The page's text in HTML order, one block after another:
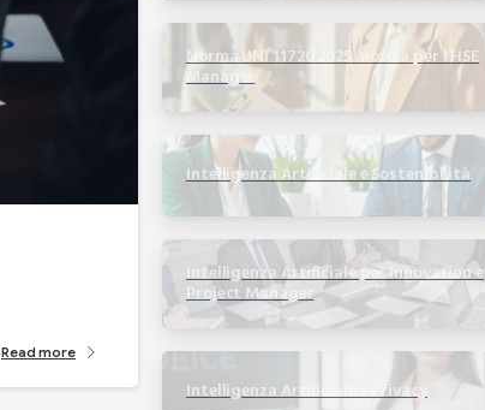
Read more
Norma UNI 11720 2025: novità per l’HSE
Manager
Intelligenza Artificiale e Sostenibilità
Intelligenza Artificiale per Innovation e
Project Manager
Intelligenza Artificiale e Privacy